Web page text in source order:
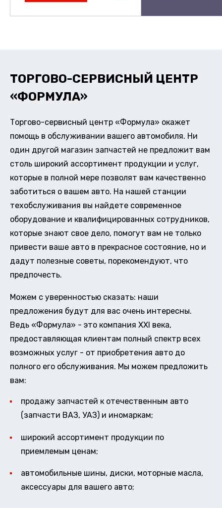
ТОРГОВО-СЕРВИСНЫЙ ЦЕНТР
«ФОРМУЛА»
Торгово-сервисный центр «Формула» окажет
помощь в обслуживании вашего автомобиля. Ни
один другой магазин запчастей не предложит вам
столь широкий ассортимент продукции и услуг,
которые в полной мере позволят вам качественно
заботиться о вашем авто. На нашей станции
техобслуживания вы найдете современное
оборудование и квалифицированных сотрудников,
которые знают свое дело, помогут вам не только
привести ваше авто в прекрасное состояние, но и
дадут полезные советы, порекомендуют, что
предпочесть.
Можем с уверенностью сказать: наши
предложения будут для вас очень интересны.
Ведь «Формула» - это компания XXI века,
предоставляющая клиентам полный спектр всех
возможных услуг - от приобретения авто до
полного его обслуживания. Мы можем предложить
вам:
продажу запчастей к отечественным авто
(запчасти ВАЗ, УАЗ) и иномаркам;
широкий ассортимент продукции по
приемлемым ценам;
автомобильные шины, диски, моторные масла,
аксессуары для вашего авто;